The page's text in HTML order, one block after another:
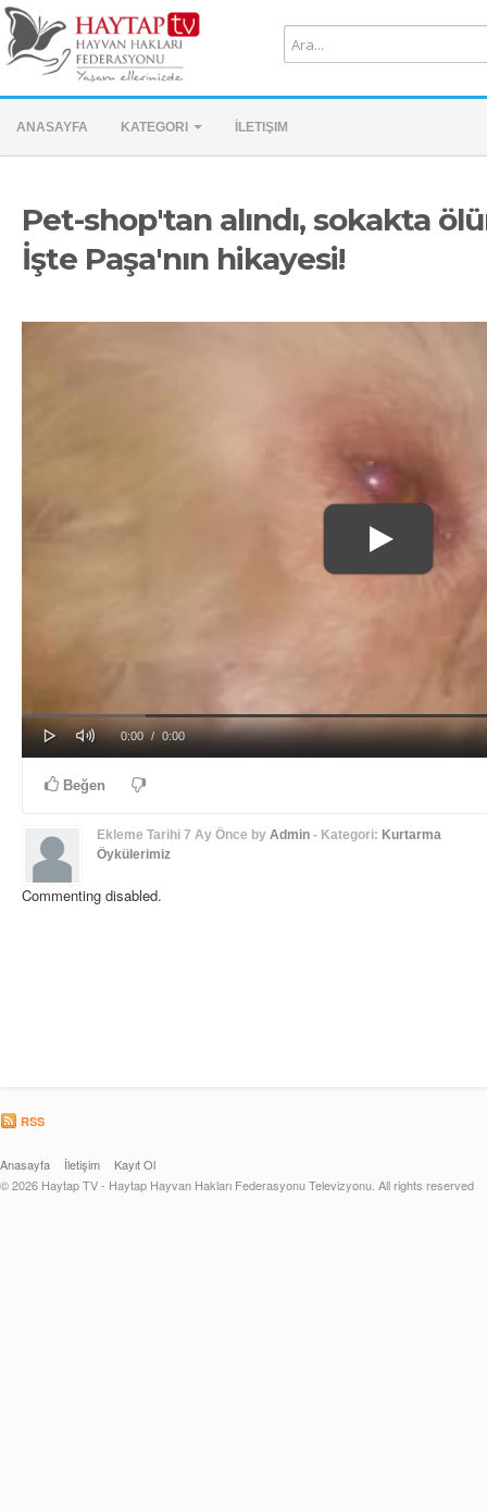
ANASAYFA KATEGORI İLETIŞIM
Pet-shop'tan alındı, sokakta
İşte Paşa'nın hikayesi!
Current
0:00 / Duration
0:00
Beğen
Ekleme Tarihi 7 Ay Önce by Admin- Kategori: Kurtarma
Öykülerimiz
Commenting disabled.
RSS
Anasayfa İletişim
Kayıt Ol
© 2026 Haytap TV - Haytap Hayvan Hakları Federasyonu Televizyonu. All rights reserved